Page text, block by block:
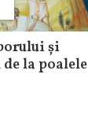
și
la poalele